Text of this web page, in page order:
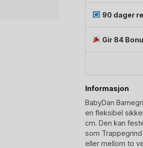
90 dager
Gir 84
Informasjon
BabyDan
en fleksibel
cm. Den kan
som
eller mellom to